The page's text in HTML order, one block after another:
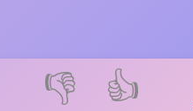
👍
👎